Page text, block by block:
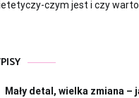
czym jest i czy
Mały detal, wielka zmiana